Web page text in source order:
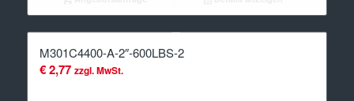
M301C4400-A-2″-600LBS-2
€2,77 zzgl. MwSt.